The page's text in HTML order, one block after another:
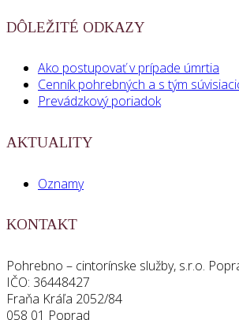
DÔLEŽITÉ ODKAZY
Ako postupovať v prípade úmrtia
Cenník pohrebných a s tým
Prevádzkový poriadok
AKTUALITY
Oznamy
KONTAKT
Pohrebno – cintorínske služby, s.r.o.
IČO: 36448427
Fraňa Kráľa 2052/84
058 01 Poprad